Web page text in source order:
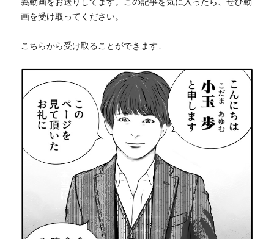
画を受け取ってください。
こちらから受け取ることができます↓